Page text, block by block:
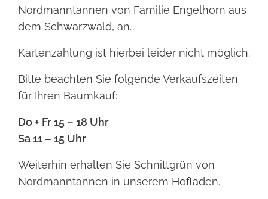
Nordmanntannen von Familie Engelhorn aus
dem Schwarzwald, an.
Kartenzahlung ist hierbei leider nicht möglich.
Bitte beachten Sie folgende Verkaufszeiten
für Ihren Baumkauf:
Do + Fr 15 – 18 Uhr
Sa 11 – 15 Uhr
Weiterhin erhalten Sie Schnittgrün von
Nordmanntannen in unserem Hofladen.